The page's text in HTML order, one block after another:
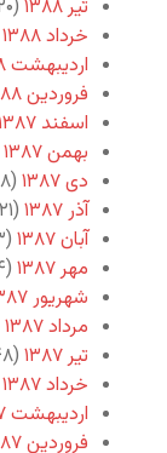
تیر ۱۳۸۸
(۲۰)
خرداد ۱۳۸۸
اردیبهشت ۱۳۸۸
فروردین ۱۳۸۸
اسفند ۱۳۸۷
بهمن ۱۳۸۷
دی ۱۳۸۷
(۱۸)
آذر ۱۳۸۷
(۲۱)
آبان ۱۳۸۷
(۳۳)
مهر ۱۳۸۷
(۳۴)
شهریور ۱۳۸۷
مرداد ۱۳۸۷
تیر ۱۳۸۷
(۴۸)
خرداد ۱۳۸۷
اردیبهشت ۱۳۸۷
فروردین ۱۳۸۷